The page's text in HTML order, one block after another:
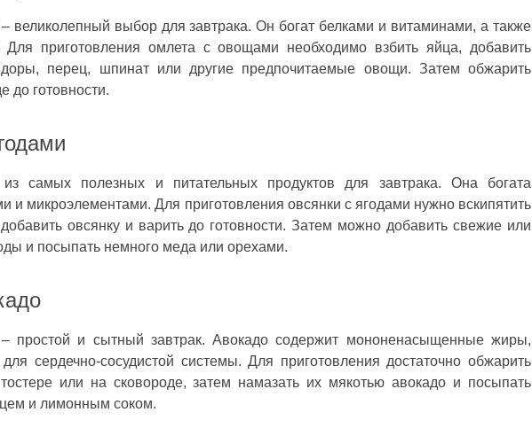
великолепный выбор для завтрака. Он богат белками и витаминами, а также
Для приготовления омлета с овощами необходимо взбить яйца, добавить
перец, шпинат или другие предпочитаемые овощи. Затем обжарить
до готовности.
самых полезных и питательных продуктов для завтрака. Она богата
и микроэлементами. Для приготовления овсянки с ягодами нужно вскипятить
овсянку и варить до готовности. Затем можно добавить свежие или
и посыпать немного меда или орехами.
простой и сытный завтрак. Авокадо содержит мононенасыщенные жиры,
сердечно-сосудистой системы. Для приготовления достаточно обжарить
или на сковороде, затем намазать их мякотью авокадо и посыпать
и лимонным соком.